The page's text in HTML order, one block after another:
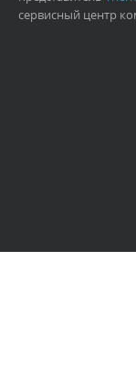
сервисный центр